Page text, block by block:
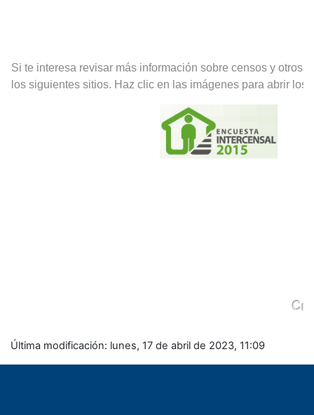
Si te interesa revisar más información sobre censos y otros
los siguientes sitios. Haz clic en las imágenes para abrir los
Última modificación: lunes, 17 de abril de 2023, 11:09